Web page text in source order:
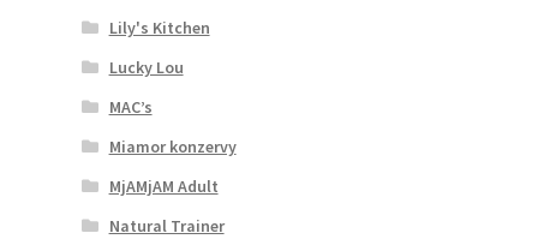
Lily's Kitchen
Lucky Lou
MAC’s
Miamor konzervy
MjAMjAM Adult
Natural Trainer